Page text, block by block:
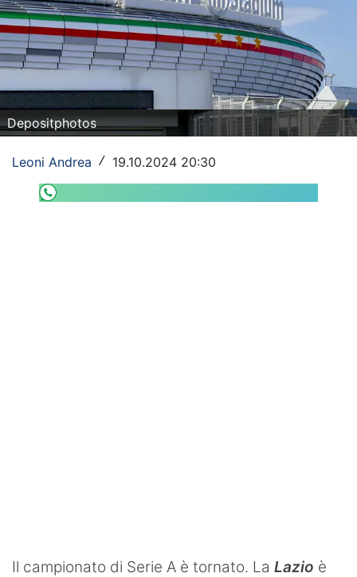
Serie A
Champions League
Altri Sport
Tennis
Depositphotos
Leoni Andrea / 19.10.2024 20:30
Il campionato di Serie A è tornato. La Lazio è